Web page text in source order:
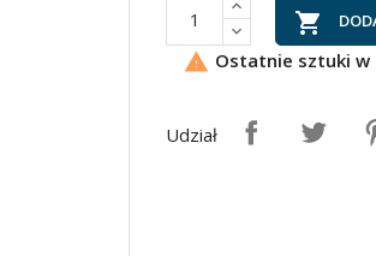

 Ostatnie sztuki w
Udział